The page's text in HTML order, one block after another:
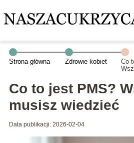
Strona główna Zdrowie kobiet
Co
Co to jest PMS?
musisz wiedzieć
Data publikacji: 2026-02-04